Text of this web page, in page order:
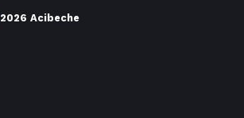
2026 Acibeche